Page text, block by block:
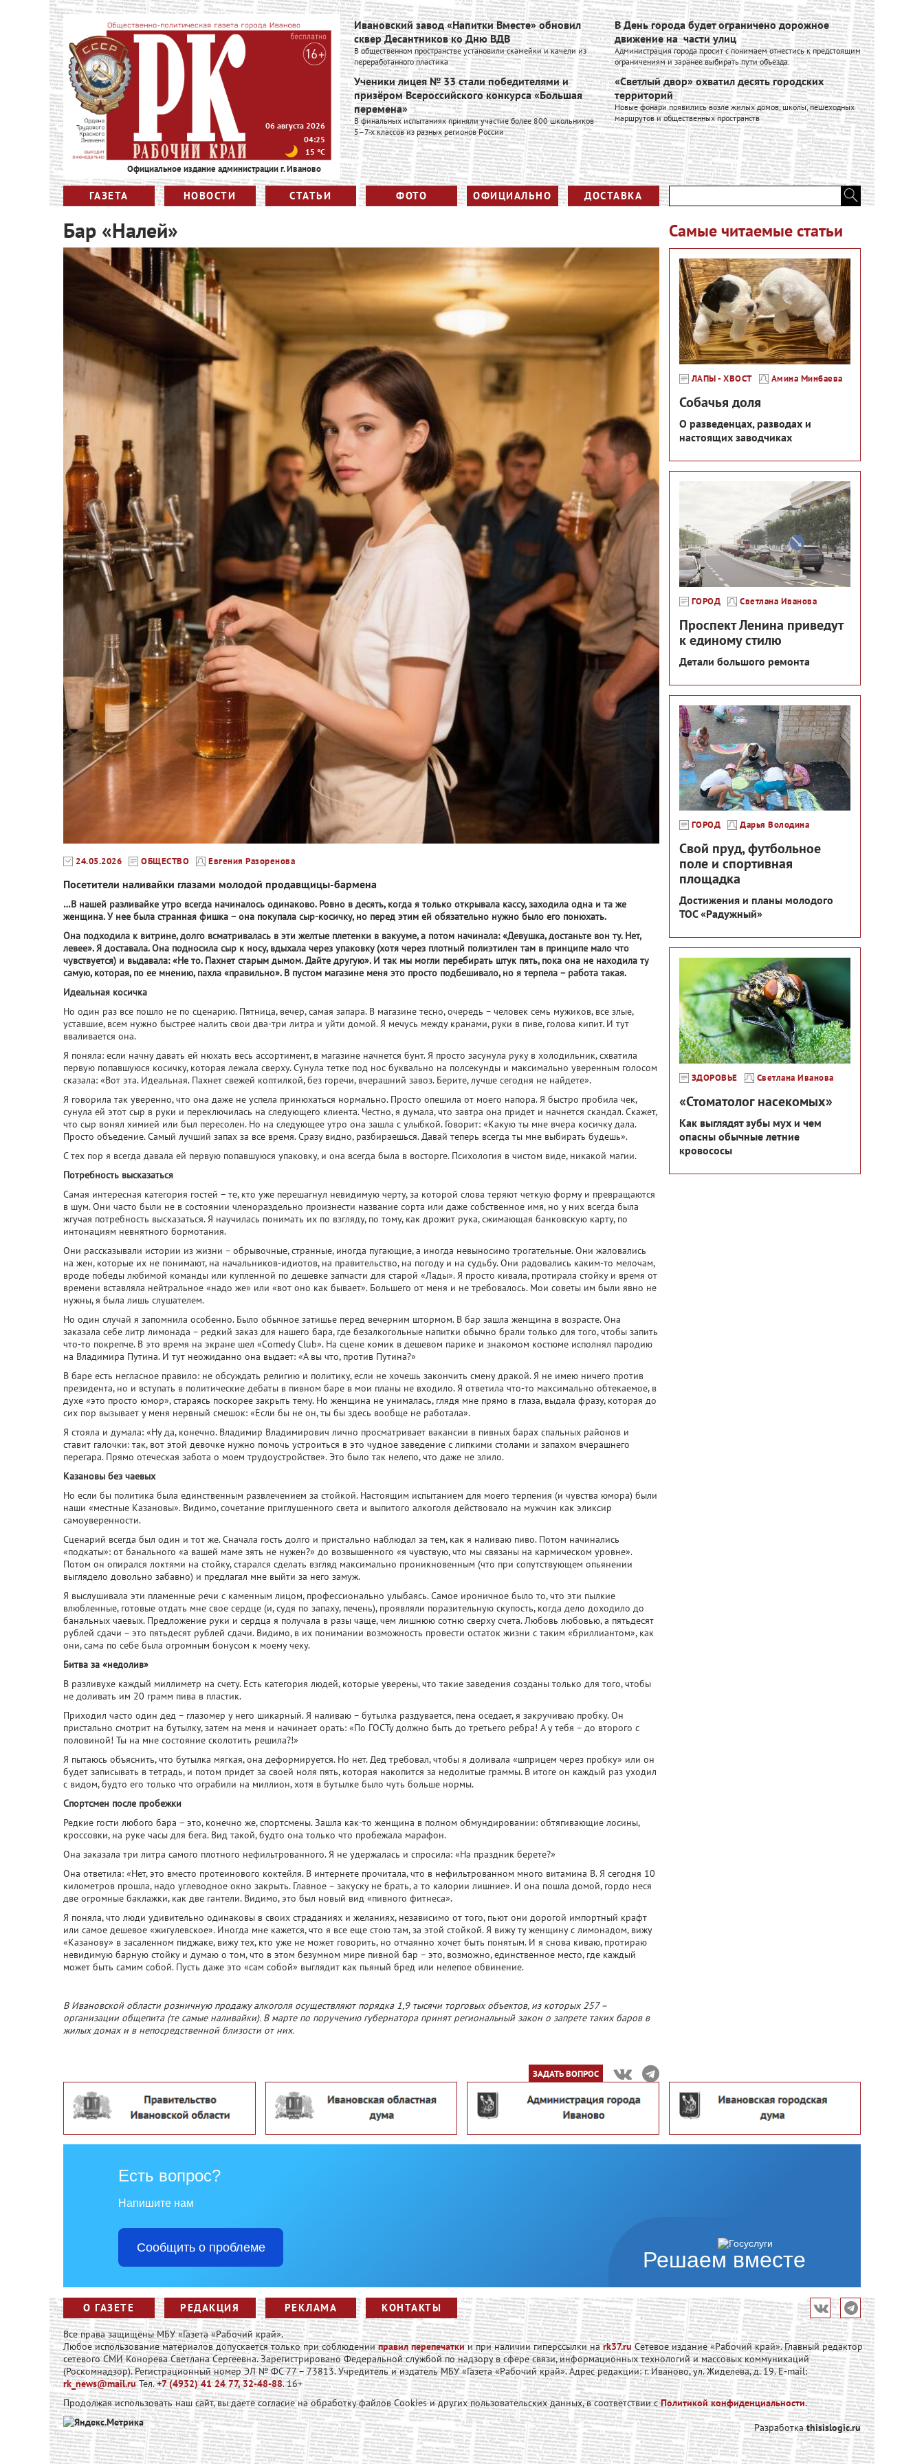
Официальное издание администрации г. Иваново
06 августа 2026
04:25
15 °C
Ивановский завод «Напитки Вместе» обновил
сквер Десантников ко Дню ВДВ
В общественном пространстве установили скамейки и качели из
переработанного пластика
Ученики лицея № 33 стали победителями и
призёром Всероссийского конкурса «Большая
перемена»
В финальных испытаниях приняли участие более 800 школьников
5–7-х классов из разных регионов России
В День города будет ограничено дорожное
движение на части улиц
Администрация города просит с понимаем отнестись к предстоящим
ограничениям и заранее выбирать пути объезда.
«Светлый двор» охватил десять городских
территорий
Новые фонари появились возле жилых домов, школы, пешеходных
маршрутов и общественных пространств
ГАЗЕТА НОВОСТИ СТАТЬИ ФОТО ОФИЦИАЛЬНО ДОСТАВКА
Бар «Налей»
24.05.2026 ОБЩЕСТВО Евгения Разоренова
Посетители наливайки глазами молодой продавщицы-бармена
…В нашей разливайке утро всегда начиналось одинаково. Ровно в десять, когда я только открывала кассу, заходила одна и та же
женщина. У нее была странная фишка – она покупала сыр-косичку, но перед этим ей обязательно нужно было его понюхать.
Она подходила к витрине, долго всматривалась в эти желтые плетенки в вакууме, а потом начинала: «Девушка, достаньте вон ту. Нет,
левее». Я доставала. Она подносила сыр к носу, вдыхала через упаковку (хотя через плотный полиэтилен там в принципе мало что
чувствуется) и выдавала: «Не то. Пахнет старым дымом. Дайте другую». И так мы могли перебирать штук пять, пока она не находила ту
самую, которая, по ее мнению, пахла «правильно». В пустом магазине меня это просто подбешивало, но я терпела – работа такая.
Идеальная косичка
Но один раз все пошло не по сценарию. Пятница, вечер, самая запара. В магазине тесно, очередь – человек семь мужиков, все злые,
уставшие, всем нужно быстрее налить свои два-три литра и уйти домой. Я мечусь между кранами, руки в пиве, голова кипит. И тут
вваливается она.
Я поняла: если начну давать ей нюхать весь ассортимент, в магазине начнется бунт. Я просто засунула руку в холодильник, схватила
первую попавшуюся косичку, которая лежала сверху. Сунула тетке под нос буквально на полсекунды и максимально уверенным голосом
сказала: «Вот эта. Идеальная. Пахнет свежей коптилкой, без горечи, вчерашний завоз. Берите, лучше сегодня не найдете».
Я говорила так уверенно, что она даже не успела принюхаться нормально. Просто опешила от моего напора. Я быстро пробила чек,
сунула ей этот сыр в руки и переключилась на следующего клиента. Честно, я думала, что завтра она придет и начнется скандал. Скажет,
что сыр вонял химией или был пересолен. Но на следующее утро она зашла с улыбкой. Говорит: «Какую ты мне вчера косичку дала.
Просто объедение. Самый лучший запах за все время. Сразу видно, разбираешься. Давай теперь всегда ты мне выбирать будешь».
С тех пор я всегда давала ей первую попавшуюся упаковку, и она всегда была в восторге. Психология в чистом виде, никакой магии.
Потребность высказаться
Самая интересная категория гостей – те, кто уже перешагнул невидимую черту, за которой слова теряют четкую форму и превращаются
в шум. Они часто были не в состоянии членораздельно произнести название сорта или даже собственное имя, но у них всегда была
жгучая потребность высказаться. Я научилась понимать их по взгляду, по тому, как дрожит рука, сжимающая банковскую карту, по
интонациям невнятного бормотания.
Они рассказывали истории из жизни – обрывочные, странные, иногда пугающие, а иногда невыносимо трогательные. Они жаловались
на жен, которые их не понимают, на начальников-идиотов, на правительство, на погоду и на судьбу. Они радовались каким-то мелочам,
вроде победы любимой команды или купленной по дешевке запчасти для старой «Лады». Я просто кивала, протирала стойку и время от
времени вставляла нейтральное «надо же» или «вот оно как бывает». Большего от меня и не требовалось. Мои советы им были явно не
нужны, я была лишь слушателем.
Но один случай я запомнила особенно. Было обычное затишье перед вечерним штормом. В бар зашла женщина в возрасте. Она
заказала себе литр лимонада – редкий заказ для нашего бара, где безалкогольные напитки обычно брали только для того, чтобы запить
что-то покрепче. В это время на экране шел «Comedy Club». На сцене комик в дешевом парике и знакомом костюме исполнял пародию
на Владимира Путина. И тут неожиданно она выдает: «А вы что, против Путина?»
В баре есть негласное правило: не обсуждать религию и политику, если не хочешь закончить смену дракой. Я не имею ничего против
президента, но и вступать в политические дебаты в пивном баре в мои планы не входило. Я ответила что-то максимально обтекаемое, в
духе «это просто юмор», стараясь поскорее закрыть тему. Но женщина не унималась, глядя мне прямо в глаза, выдала фразу, которая до
сих пор вызывает у меня нервный смешок: «Если бы не он, ты бы здесь вообще не работала».
Я стояла и думала: «Ну да, конечно. Владимир Владимирович лично просматривает вакансии в пивных барах спальных районов и
ставит галочки: так, вот этой девочке нужно помочь устроиться в это чудное заведение с липкими столами и запахом вчерашнего
перегара. Прямо отеческая забота о моем трудоустройстве». Это было так нелепо, что даже не злило.
Казановы без чаевых
Но если бы политика была единственным развлечением за стойкой. Настоящим испытанием для моего терпения (и чувства юмора) были
наши «местные Казановы». Видимо, сочетание приглушенного света и выпитого алкоголя действовало на мужчин как эликсир
самоуверенности.
Сценарий всегда был один и тот же. Сначала гость долго и пристально наблюдал за тем, как я наливаю пиво. Потом начинались
«подкаты»: от банального «а вашей маме зять не нужен?» до возвышенного «я чувствую, что мы связаны на кармическом уровне».
Потом он опирался локтями на стойку, старался сделать взгляд максимально проникновенным (что при сопутствующем опьянении
выглядело довольно забавно) и предлагал мне выйти за него замуж.
Я выслушивала эти пламенные речи с каменным лицом, профессионально улыбаясь. Самое ироничное было то, что эти пылкие
влюбленные, готовые отдать мне свое сердце (и, судя по запаху, печень), проявляли поразительную скупость, когда дело доходило до
банальных чаевых. Предложение руки и сердца я получала в разы чаще, чем лишнюю сотню сверху счета. Любовь любовью, а пятьдесят
рублей сдачи – это пятьдесят рублей сдачи. Видимо, в их понимании возможность провести остаток жизни с таким «бриллиантом», как
они, сама по себе была огромным бонусом к моему чеку.
Битва за «недолив»
В разливухе каждый миллиметр на счету. Есть категория людей, которые уверены, что такие заведения созданы только для того, чтобы
не доливать им 20 грамм пива в пластик.
Приходил часто один дед – глазомер у него шикарный. Я наливаю – бутылка раздувается, пена оседает, я закручиваю пробку. Он
пристально смотрит на бутылку, затем на меня и начинает орать: «По ГОСТу должно быть до третьего ребра! А у тебя – до второго с
половиной! Ты на мне состояние сколотить решила?!»
Я пытаюсь объяснить, что бутылка мягкая, она деформируется. Но нет. Дед требовал, чтобы я доливала «шприцем через пробку» или он
будет записывать в тетрадь, и потом придет за своей ноля пять, которая накопится за недолитые граммы. В итоге он каждый раз уходил
с видом, будто его только что ограбили на миллион, хотя в бутылке было чуть больше нормы.
Спортсмен после пробежки
Редкие гости любого бара – это, конечно же, спортсмены. Зашла как-то женщина в полном обмундировании: обтягивающие лосины,
кроссовки, на руке часы для бега. Вид такой, будто она только что пробежала марафон.
Она заказала три литра самого плотного нефильтрованного. Я не удержалась и спросила: «На праздник берете?»
Она ответила: «Нет, это вместо протеинового коктейля. В интернете прочитала, что в нефильтрованном много витамина В. Я сегодня 10
километров прошла, надо углеводное окно закрыть. Главное – закуску не брать, а то калории лишние». И она пошла домой, гордо неся
две огромные баклажки, как две гантели. Видимо, это был новый вид «пивного фитнеса».
Я поняла, что люди удивительно одинаковы в своих страданиях и желаниях, независимо от того, пьют они дорогой импортный крафт
или самое дешевое «жигулевское». Иногда мне кажется, что я все еще стою там, за этой стойкой. Я вижу ту женщину с лимонадом, вижу
«Казанову» в засаленном пиджаке, вижу тех, кто уже не может говорить, но отчаянно хочет быть понятым. И я снова киваю, протираю
невидимую барную стойку и думаю о том, что в этом безумном мире пивной бар – это, возможно, единственное место, где каждый
может быть самим собой. Пусть даже это «сам собой» выглядит как пьяный бред или нелепое обвинение.
В Ивановской области розничную продажу алкоголя осуществляют порядка 1,9 тысячи торговых объектов, из которых 257 –
организации общепита (те самые наливайки). В марте по поручению губернатора принят региональный закон о запрете таких баров в
жилых домах и в непосредственной близости от них.
ЗАДАТЬ ВОПРОС
Самые читаемые статьи
ЛАПЫ - ХВОСТ Амина Минбаева
Собачья доля
О разведенцах, разводах и
настоящих заводчиках
ГОРОД Светлана Иванова
Проспект Ленина приведут
к единому стилю
Детали большого ремонта
ГОРОД Дарья Володина
Свой пруд, футбольное
поле и спортивная
площадка
Достижения и планы молодого
ТОС «Радужный»
ЗДОРОВЬЕ Светлана Иванова
«Стоматолог насекомых»
Как выглядят зубы мух и чем
опасны обычные летние
кровососы
Решаем вместе
Есть вопрос?
Напишите нам
Сообщить о проблеме
О ГАЗЕТЕ РЕДАКЦИЯ РЕКЛАМА КОНТАКТЫ
Все права защищены МБУ «Газета «Рабочий край».
Любое использование материалов допускается только при соблюденииправил перепечаткии при наличии гиперссылки наrk37.ru Сетевое издание «Рабочий край». Главный редактор
сетевого СМИ Конорева Светлана Сергеевна. Зарегистрировано Федеральной службой по надзору в сфере связи, информационных технологий и массовых коммуникаций
(Роскомнадзор). Регистрационный номер ЭЛ № ФС 77 – 73813. Учредитель и издатель МБУ «Газета «Рабочий край». Адрес редакции: г. Иваново, ул. Жиделева, д. 19. E-mail:
rk_news@mail.ruТел.+7 (4932) 41 24 77, 32-48-88. 16+
Продолжая использовать наш сайт, вы даете согласие на обработку файлов Cookies и других пользовательских данных, в соответствии сПолитикой конфиденциальности.
Разработкаthisislogic.ru